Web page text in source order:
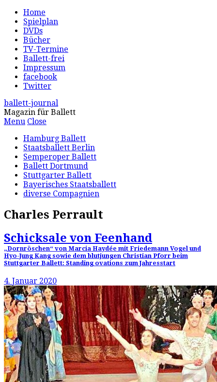
Home
Spielplan
DVDs
Bücher
TV-Termine
Ballett-frei
Impressum
facebook
Twitter
ballett-journal
Magazin für Ballett
Menu Close
Hamburg Ballett
Staatsballett Berlin
Semperoper Ballett
Ballett Dortmund
Stuttgarter Ballett
Bayerisches Staatsballett
diverse Compagnien
Charles Perrault
Schicksale von Feenhand
„Dornröschen“ von Marcia Haydée mit Friedemann Vogel und
Hyo-Jung Kang sowie dem blutjungen Christian Pforr beim
Stuttgarter Ballett: Standing ovations zum Jahresstart
4. Januar 2020